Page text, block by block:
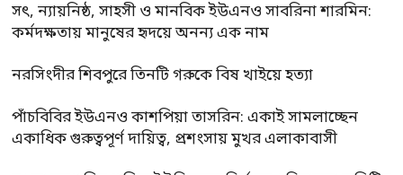
সৎ, ন্যায়নিষ্ঠ, সাহসী ও মানবিক ইউএনও সাবরিনা শারমিন:
কর্মদক্ষতায় মানুষের হৃদয়ে অনন্য এক নাম
নরসিংদীর শিবপুরে তিনটি গরুকে বিষ খাইয়ে হত্যা
পাঁচবিবির ইউএনও কাশপিয়া তাসরিন: একাই সামলাচ্ছেন
একাধিক গুরুত্বপূর্ণ দায়িত্ব, প্রশংসায় মুখর এলাকাবাসী